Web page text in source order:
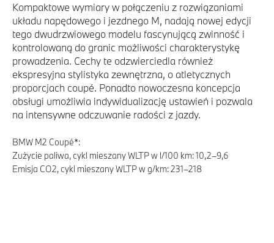
Kompaktowe wymiary w połączeniu z rozwiązaniami
układu napędowego i jezdnego M, nadają nowej edycji
tego dwudrzwiowego modelu fascynującą zwinność i
kontrolowaną do granic możliwości charakterystykę
prowadzenia. Cechy te odzwierciedla również
ekspresyjna stylistyka zewnętrzna, o atletycznych
proporcjach coupé. Ponadto nowoczesna koncepcja
obsługi umożliwia indywidualizację ustawień i pozwala
na intensywne odczuwanie radości z jazdy.
BMW M2 Coupé*:
Zużycie paliwa, cykl mieszany WLTP w l/100 km: 10,2–9,6
Emisja CO2, cykl mieszany WLTP w g/km: 231–218